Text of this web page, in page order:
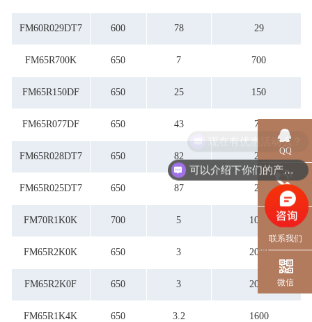
FM60R029DT7 600 78 29
FM65R700K 650 7 700
FM65R150DF 650 25 150
FM65R077DF 650 43 77
FM65R028DT7 650 82 28
FM65R025DT7 650 87 25
FM70R1K0K 700 5 1000
FM65R2K0K 650 3 2000
FM65R2K0F 650 3 2000
FM65R1K4K 650 3.2 1600
QQ
电话
联系我们
微信
可以介绍下你们的产品么？
现在有优惠活动么？